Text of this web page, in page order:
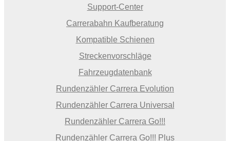
Support-Center
Carrerabahn Kaufberatung
Kompatible Schienen
Streckenvorschläge
Fahrzeugdatenbank
Rundenzähler Carrera Evolution
Rundenzähler Carrera Universal
Rundenzähler Carrera Go!!!
Rundenzähler Carrera Go!!! Plus